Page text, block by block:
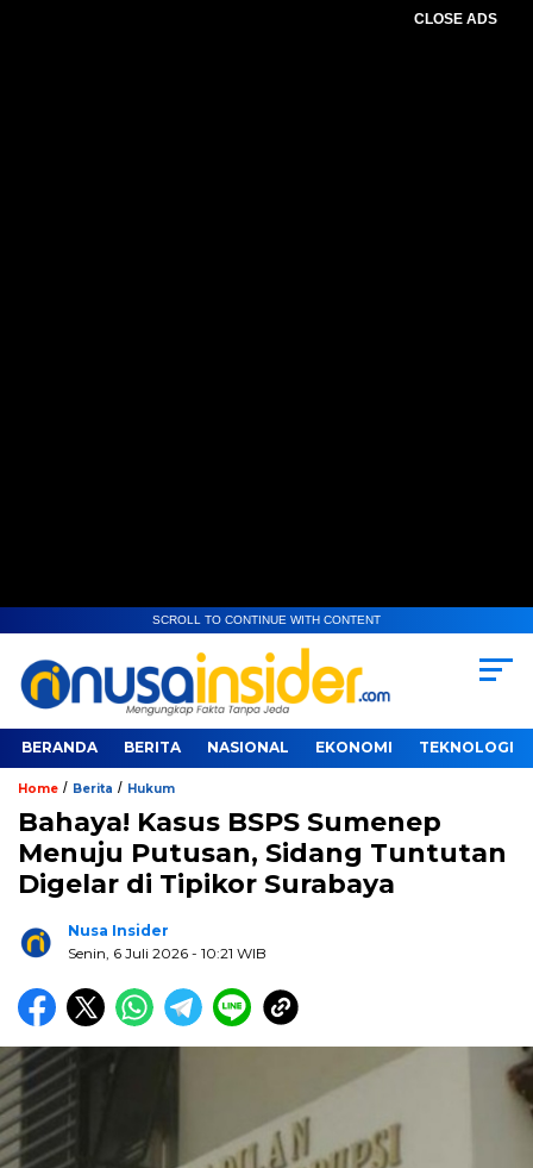
CLOSE ADS
SCROLL TO CONTINUE WITH CONTENT
BERANDA BERITA NASIONAL EKONOMI TEKNOLOGI
Home / Berita / Hukum
Bahaya! Kasus BSPS Sumenep
Menuju Putusan, Sidang Tuntutan
Digelar di Tipikor Surabaya
Nusa Insider
Senin, 6 Juli 2026 - 10:21 WIB